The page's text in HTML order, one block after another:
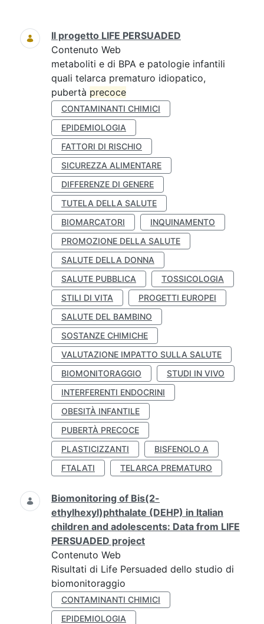
Ricerca
Il progetto LIFE PERSUADED
Contenuto Web
metaboliti e di BPA e patologie infantili
quali telarca prematuro idiopatico,
pubertà precoce
CONTAMINANTI CHIMICI
EPIDEMIOLOGIA
FATTORI DI RISCHIO
SICUREZZA ALIMENTARE
DIFFERENZE DI GENERE
TUTELA DELLA SALUTE
BIOMARCATORI
INQUINAMENTO
PROMOZIONE DELLA SALUTE
SALUTE DELLA DONNA
SALUTE PUBBLICA
TOSSICOLOGIA
STILI DI VITA
PROGETTI EUROPEI
SALUTE DEL BAMBINO
SOSTANZE CHIMICHE
VALUTAZIONE IMPATTO SULLA SALUTE
BIOMONITORAGGIO
STUDI IN VIVO
INTERFERENTI ENDOCRINI
OBESITÀ INFANTILE
PUBERTÀ PRECOCE
PLASTICIZZANTI
BISFENOLO A
FTALATI
TELARCA PREMATURO
Biomonitoring of Bis(2-
ethylhexyl)phthalate (DEHP) in Italian
children and adolescents: Data from LIFE
PERSUADED project
Contenuto Web
Risultati di Life Persuaded dello studio di
biomonitoraggio
CONTAMINANTI CHIMICI
EPIDEMIOLOGIA